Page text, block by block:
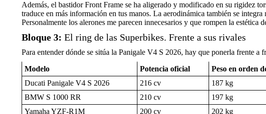
Además, el bastidor Front Frame se ha aligerado y modificado en su rigidez
traduce en más información en tus manos. La aerodinámica también se
Personalmente los alerones me parecen innecesarios y que rompen la
Bloque 3: El ring de las Superbikes. Frente a sus rivales
Para entender dónde se sitúa la Panigale V4 S 2026, hay que ponerla frente
Modelo
Potencia oficial Peso en orden
Ducati Panigale V4 S 2026
216 cv 187 kg
BMW S 1000 RR
210 cv 197 kg
Yamaha YZF-R1M
200 cv 202 kg